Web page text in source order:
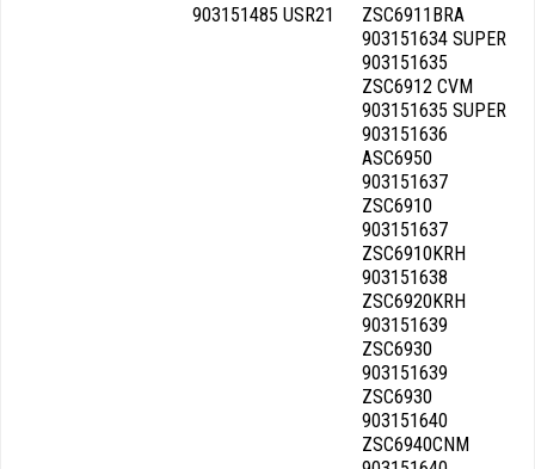
903151485 USR21
ZSC6911BRA
903151634 SUPER
903151635
ZSC6912 CVM
903151635 SUPER
903151636
ASC6950
903151637
ZSC6910
903151637
ZSC6910KRH
903151638
ZSC6920KRH
903151639
ZSC6930
903151639
ZSC6930
903151640
ZSC6940CNM